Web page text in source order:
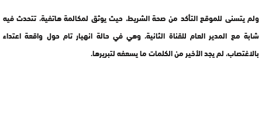
ولم يتسنى للموقع التأكد من صحة الشريط، حيث يوثق لمكالمة هاتفية، تتحدث فيه
شابة مع المدير العام للقناة الثانية، وهي في حالة انهيار تام حول واقعة اعتداء
بالاغتصاب، لم يجد الأخير من الكلمات ما يسعفه لتبريرها.